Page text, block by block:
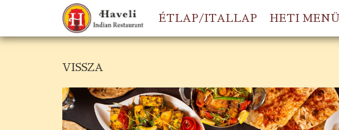
ÉTLAP/ITALLAP HETI MENÜ
VISSZA